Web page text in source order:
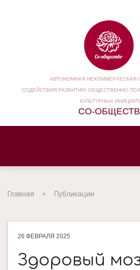
АВТОНОМНАЯ НЕКОММЕРЧЕСКАЯ
СОДЕЙСТВИЯ РАЗВИТИЮ ОБЩЕСТВЕННО
КУЛЬТУРНЫХ
СО-
НАША
ДОКУМЕНТЫ
Главная Публикации
26 ФЕВРАЛЯ 2025
​Здоровый